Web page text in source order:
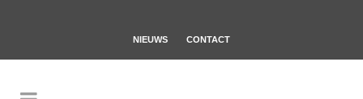
NIEUWS CONTACT